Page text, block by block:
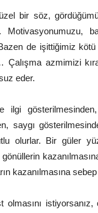
bir söz,
de işittiğimiz
Çalışma azmimizi
eder.
ilgi
saygı
olurlar. Bir güler
kazanılmasına
olmasını